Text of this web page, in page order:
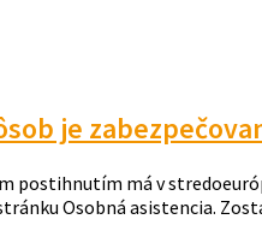
je
postihnutím má v
Osobná asistencia.